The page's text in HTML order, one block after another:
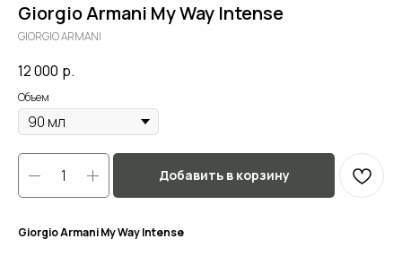
Giorgio Armani My Way Intense
GIORGIO ARMANI
12 000 р.
Объем
Добавить в корзину
Giorgio Armani My Way Intense